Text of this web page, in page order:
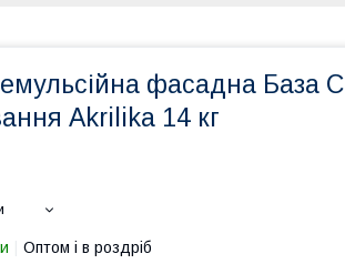
фасадна База С
Akrilika 14 кг
Оптом і в роздріб